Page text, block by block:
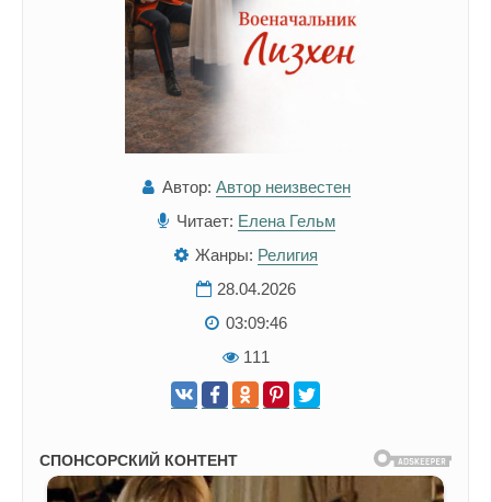
Автор: Автор неизвестен
Читает: Елена Гельм
Жанры: Религия
28.04.2026
03:09:46
111